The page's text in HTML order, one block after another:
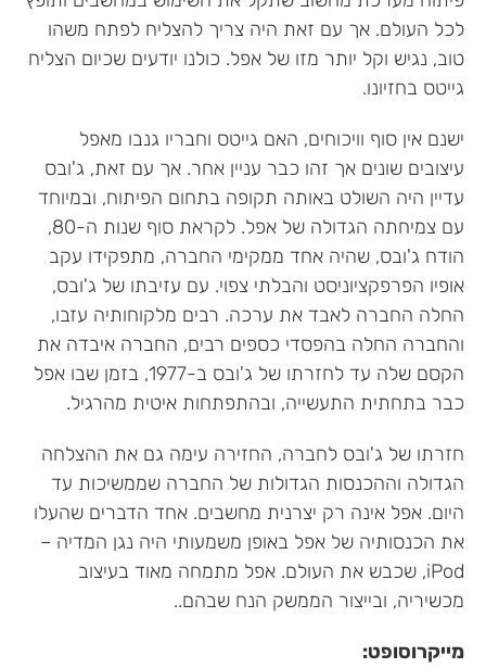
לכל העולם. אך עם זאת היה צריך להצליח לפתח משהו
טוב, נגיש וקל יותר מזו של אפל. כולנו יודעים שכיום הצליח
גייטס בחזיונו.
ישנם אין סוף וויכוחים, האם גייטס וחבריו גנבו מאפל
עיצובים שונים אך זהו כבר עניין אחר. אך עם זאת, ג'ובס
עדיין היה השולט באותה תקופה בתחום הפיתוח, ובמיוחד
עם צמיחתה הגדולה של אפל. לקראת סוף שנות ה-80,
הודח ג'ובס, שהיה אחד ממקימי החברה, מתפקידו עקב
אופיו הפרפקציוניסט והבלתי צפוי. עם עזיבתו של ג'ובס,
החלה החברה לאבד את ערכה. רבים מלקוחותיה עזבו,
והחברה החלה בהפסדי כספים רבים, החברה איבדה את
הקסם שלה עד לחזרתו של ג'ובס ב-1977, בזמן שבו אפל
כבר בתחתית התעשייה, ובהתפתחות איטית מהרגיל.
חזרתו של ג'ובס לחברה, החזירה עימה גם את ההצלחה
הגדולה וההכנסות הגדולות של החברה שממשיכות עד
היום. אפל אינה רק יצרנית מחשבים. אחד הדברים שהעלו
את הכנסותיה של אפל באופן משמעותי היה נגן המדיה –
iPod, שכבש את העולם. אפל מתמחה מאוד בעיצוב
מכשיריה, ובייצור הממשק הנח שבהם..
מייקרוסופט: